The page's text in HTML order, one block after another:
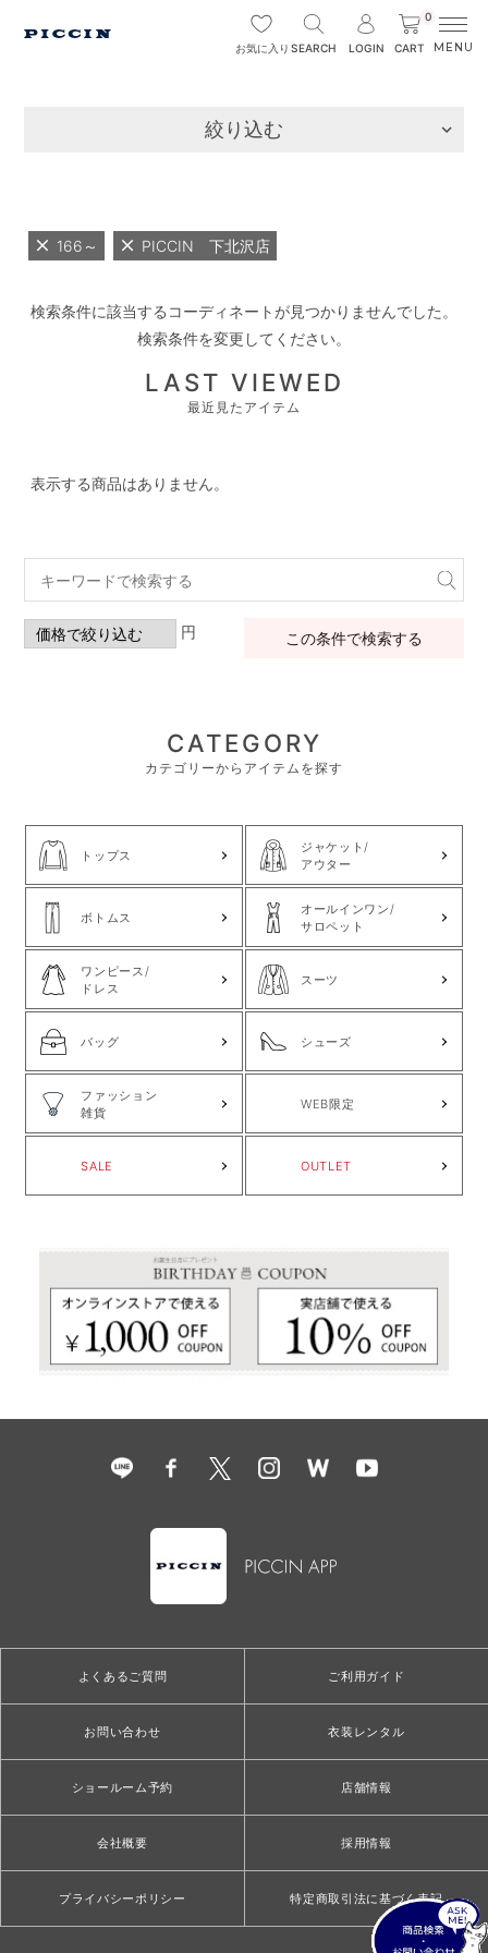
お気に入り SEARCH LOGIN
0
CART
絞り込む
166～ PICCIN 下北沢店
検索条件に該当するコーディネートが見つかりませんでした。
検索条件を変更してください。
LAST VIEWED
最近見たアイテム
表示する商品はありません。
円 この条件で検索する
CATEGORY
カテゴリーからアイテムを探す
トップス
ジャケット/
アウター
ボトムス
オールインワン/
サロペット
ワンピース/
ドレス
スーツ
バッグ シューズ
ファッション
雑貨
WEB限定
SALE OUTLET
よくあるご質問 ご利用ガイド
お問い合わせ 衣装レンタル
ショールーム予約 店舗情報
会社概要 採用情報
プライバシーポリシー 特定商取引法に基づく表記